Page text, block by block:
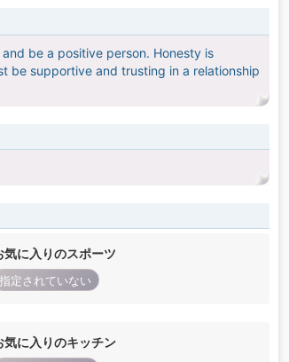
be a positive person. Honesty is
be supportive and trusting in a relationship
気に入りのスポーツ
指定されていない
気に入りのキッチン